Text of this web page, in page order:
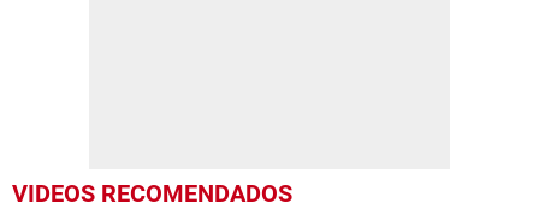
VIDEOS RECOMENDADOS